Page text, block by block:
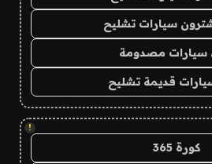
سيارات تشليح
سيارات مصدومة
قديمة تشليح
!
كورة 365